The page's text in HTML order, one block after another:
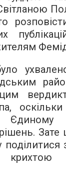
Зате
поділитися
крихтою